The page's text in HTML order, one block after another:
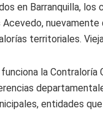
en Barranquilla, los
territoriales.
la
entidades